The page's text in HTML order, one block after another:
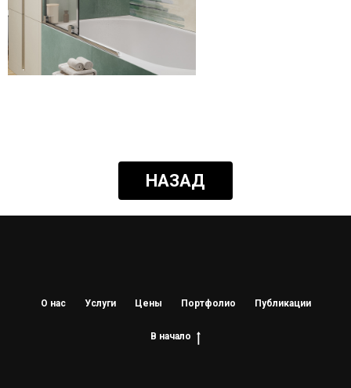
НАЗАД
О нас Услуги Цены Портфолио Публикации
В начало